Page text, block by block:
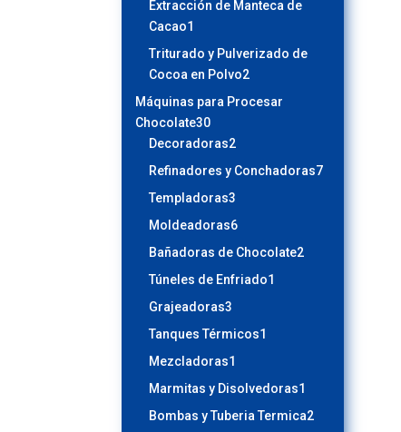
Extracción de Manteca de
Cacao1
producto
Triturado y Pulverizado de
Cocoa en Polvo2
Máquinas para Procesar
Chocolate3030
productos
Decoradoras2
productos
Refinadores y Conchadoras77
Templadoras3
productos
Moldeadoras66
productos
Bañadoras de Chocolate2
Túneles de Enfriado1
Grajeadoras3
productos
Tanques Térmicos1
Mezcladoras1
producto
Marmitas y Disolvedoras1
producto
Bombas y Tuberia Termica2